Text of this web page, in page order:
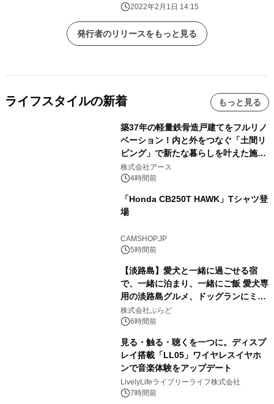
2022年2月1日 14:15
発行者のリリースをもっと見る
ライフスタイルの新着 もっと見る
築37年の軽量鉄骨造戸建てをフルリノ
ベーション！内と外をつなぐ「土間リ
ビング」で新たな暮らしを叶えた施工
事例を株式会社アースが公開
株式会社アース
4時間前
「Honda CB250T HAWK」Tシャツ登
場
CAMSHOP.JP
5時間前
【淡路島】愛犬と一緒に過ごせる宿
で、一緒に泊まり、一緒にご飯 愛犬専
用の淡路島グルメ、ドッグランにミニ
プール グランピングとトレーラーハウ
スの2施設で
株式会社ぷらど
6時間前
見る・触る・聴くを一つに。ディスプ
レイ搭載「LL05」ワイヤレスイヤホ
ンで音楽体験をアップデート
LivelyLifeライブリーライフ株式会社
7時間前